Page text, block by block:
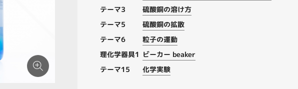
テーマ3
硫酸銅の溶け方
テーマ5
硫酸銅の拡散
テーマ6
粒子の運動
理化学器具1 ビーカー beaker
テーマ15
化学実験